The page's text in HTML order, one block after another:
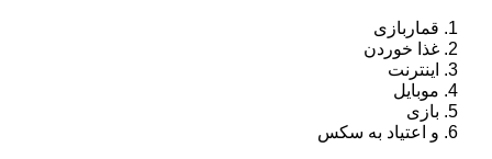
قماربازی
غذا خوردن
اینترنت
موبایل
بازی
و اعتیاد به سکس